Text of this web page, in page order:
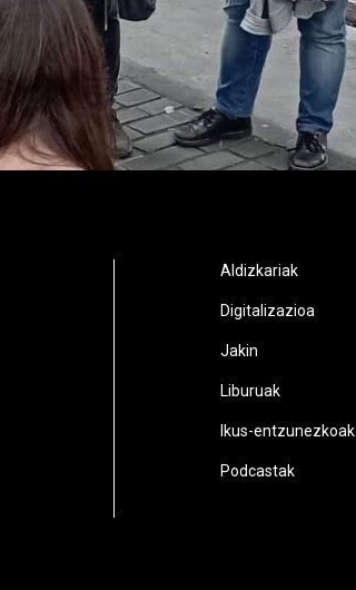
Aldizkariak
Digitalizazioa
Jakin
Liburuak
Ikus-entzunezkoak
Podcastak